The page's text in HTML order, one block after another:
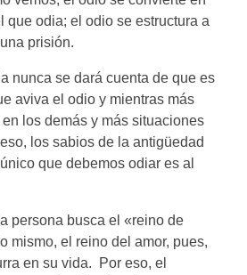
que odia; el odio se estructura a
prisión.
nunca se dará cuenta de que es
aviva el odio y mientras más
los demás y más situaciones
los sabios de la antigüedad
que debemos odiar es al
persona busca el «reino de
mismo, el reino del amor, pues,
en su vida. Por eso, el